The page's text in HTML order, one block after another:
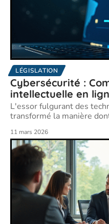
LÉGISLATION
Cybersécurité :
intellectuelle en
L'essor fulgurant des
transformé la manière
11 mars 2026